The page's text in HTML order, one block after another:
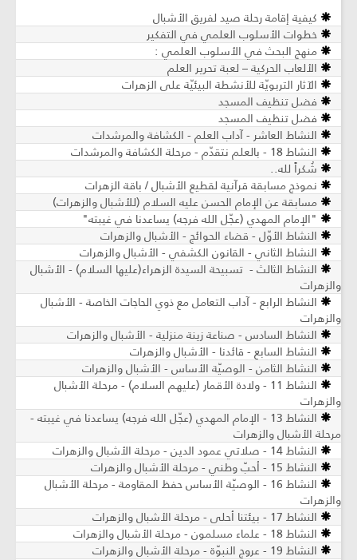
كيفية إقامة رحلة صيد لفريق الأشبال
خطوات الأسلوب العلمي في التفكير
منهج البحث في الأسلوب العلمي :
الألعاب الحركية – لعبة تحرير العلم
الآثار التربويّة للأنشطة البيئيّة على الزهرات
فضل تنظيف المسجد
فضل تنظيف المسجد
النشاط العاشر - آداب العلم - الكشافة والمرشدات
النشاط 18 - بالعلم نتقدّم - مرحلة الكشافة والمرشدات
شُكراً لله..
نموذج مسابقة قرآنية لقطيع الأشبال / باقة الزهرات
مسابقة عن الإمام الحسن عليه السلام (للأشبال والزهرات)
"الإمام المهدي (عجّل الله فرجه) يساعدنا في غيبته"
النشاط الأوّل - قضاء الحوائج - الأشبال والزهرات
النشاط الثاني - القانون الكشفي - الأشبال والزهرات
النشاط الثالث - تسبيحة السيدة الزهراء(علیها السلام) - الأشبال
والزهرات
النشاط الرابع - آداب التعامل مع ذوي الحاجات الخاصة - الأشبال
والزهرات
النشاط السادس - صناعة زينة منزلية - الأشبال والزهرات
النشاط السابع - قائدنا - الأشبال والزهرات
النشاط الثامن - الوصيّة الأساس - الأشبال والزهرات
النشاط 11 - ولادة الأقمار (عليهم السلام) - مرحلة الأشبال
والزهرات
النشاط 13 - الإمام المهدي (عجّل الله فرجه) يساعدنا في غيبته -
مرحلة الأشبال والزهرات
النشاط 14 - صلاتي عمود الدين - مرحلة الأشبال والزهرات
النشاط 15 - أحبّ وطني - مرحلة الأشبال والزهرات
النشاط 16 - الوصيّة الأساس حفظ المقاومة - مرحلة الأشبال
والزهرات
النشاط 17 - بيئتنا أحلى - مرحلة الأشبال والزهرات
النشاط 18 - علماء مسلمون - مرحلة الأشبال والزهرات
النشاط 19 - عروج النبوّة - مرحلة الأشبال والزهرات